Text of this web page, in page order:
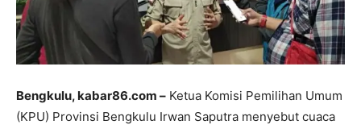
Bengkulu, kabar86.com – Ketua Komisi Pemilihan Umum
(KPU) Provinsi Bengkulu Irwan Saputra menyebut cuaca